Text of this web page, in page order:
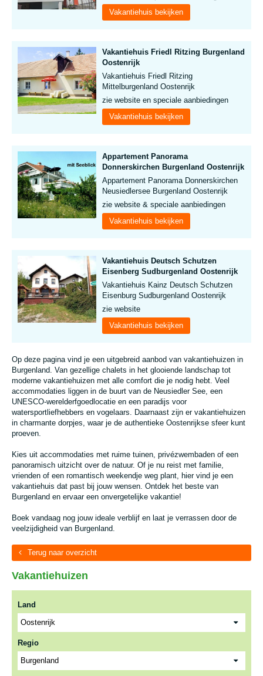
Vakantiehuis bekijken
Vakantiehuis Friedl Ritzing Burgenland
Oostenrijk
Vakantiehuis Friedl Ritzing
Mittelburgenland Oostenrijk
zie website en speciale aanbiedingen
Vakantiehuis bekijken
Appartement Panorama
Donnerskirchen Burgenland Oostenrijk
Appartement Panorama Donnerskirchen
Neusiedlersee Burgenland Oostenrijk
zie website & speciale aanbiedingen
Vakantiehuis bekijken
Vakantiehuis Deutsch Schutzen
Eisenberg Sudburgenland Oostenrijk
Vakantiehuis Kainz Deutsch Schutzen
Eisenburg Sudburgenland Oostenrijk
zie website
Vakantiehuis bekijken
Op deze pagina vind je een uitgebreid aanbod van vakantiehuizen in
Burgenland. Van gezellige chalets in het glooiende landschap tot
moderne vakantiehuizen met alle comfort die je nodig hebt. Veel
accommodaties liggen in de buurt van de Neusiedler See, een
UNESCO-werelderfgoedlocatie en een paradijs voor
watersportliefhebbers en vogelaars. Daarnaast zijn er vakantiehuizen
in charmante dorpjes, waar je de authentieke Oostenrijkse sfeer kunt
proeven.
Kies uit accommodaties met ruime tuinen, privézwembaden of een
panoramisch uitzicht over de natuur. Of je nu reist met familie,
vrienden of een romantisch weekendje weg plant, hier vind je een
vakantiehuis dat past bij jouw wensen. Ontdek het beste van
Burgenland en ervaar een onvergetelijke vakantie!
Boek vandaag nog jouw ideale verblijf en laat je verrassen door de
veelzijdigheid van Burgenland.
Terug naar overzicht
Vakantiehuizen
Land
Regio